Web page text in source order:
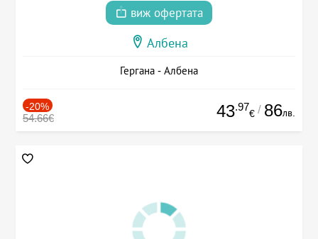
виж офертата
Албена
Гергана - Албена
-20%
54.66€ 43.97
€ / 86лв.